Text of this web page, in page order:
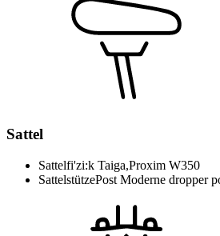
Sattel
Sattelfi'zi:k Taiga,Proxim W350
SattelstützePost Moderne dropper